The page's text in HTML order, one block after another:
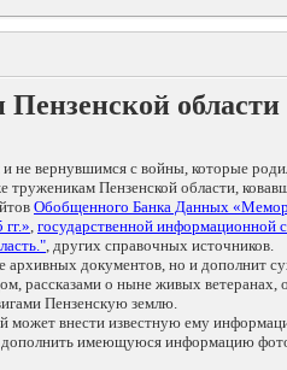
области
не вернувшимся с войны, которые
труженикам Пензенской области,
Обобщенного Банка Данных
, государственной информационной
, других справочных источников.
архивных документов, но и
рассказами о ныне живых ветеранах,
Пензенскую землю.
внести известную ему
имеющуюся информацию